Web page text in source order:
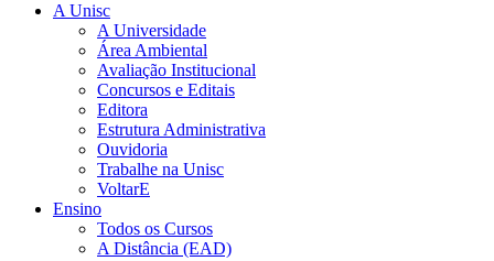
A Unisc
A Universidade
Área Ambiental
Avaliação Institucional
Concursos e Editais
Editora
Estrutura Administrativa
Ouvidoria
Trabalhe na Unisc
VoltarE
Ensino
Todos os Cursos
A Distância (EAD)